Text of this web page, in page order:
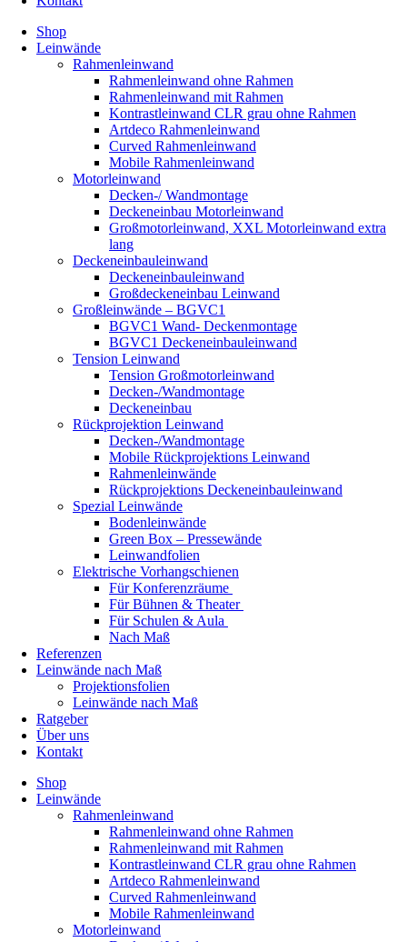
Shop
Leinwände
Rahmenleinwand
Rahmenleinwand ohne Rahmen
Rahmenleinwand mit Rahmen
Kontrastleinwand CLR grau ohne Rahmen
Artdeco Rahmenleinwand
Curved Rahmenleinwand
Mobile Rahmenleinwand
Motorleinwand
Decken-/ Wandmontage
Deckeneinbau Motorleinwand
Großmotorleinwand, XXL Motorleinwand extra
lang
Deckeneinbauleinwand
Deckeneinbauleinwand
Großdeckeneinbau Leinwand
Großleinwände – BGVC1
BGVC1 Wand- Deckenmontage
BGVC1 Deckeneinbauleinwand
Tension Leinwand
Tension Großmotorleinwand
Decken-/Wandmontage
Deckeneinbau
Rückprojektion Leinwand
Decken-/Wandmontage
Mobile Rückprojektions Leinwand
Rahmenleinwände
Rückprojektions Deckeneinbauleinwand
Spezial Leinwände
Bodenleinwände
Green Box – Pressewände
Leinwandfolien
Elektrische Vorhangschienen
Für Konferenzräume
Für Bühnen & Theater
Für Schulen & Aula
Nach Maß
Referenzen
Leinwände nach Maß
Projektionsfolien
Leinwände nach Maß
Ratgeber
Über uns
Kontakt
Shop
Leinwände
Rahmenleinwand
Rahmenleinwand ohne Rahmen
Rahmenleinwand mit Rahmen
Kontrastleinwand CLR grau ohne Rahmen
Artdeco Rahmenleinwand
Curved Rahmenleinwand
Mobile Rahmenleinwand
Motorleinwand